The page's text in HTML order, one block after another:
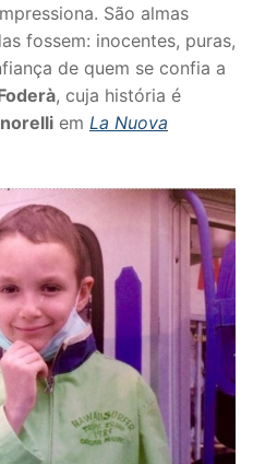
São almas
fossem: inocentes, puras,
de quem se confia a
, cuja história é
em La Nuova